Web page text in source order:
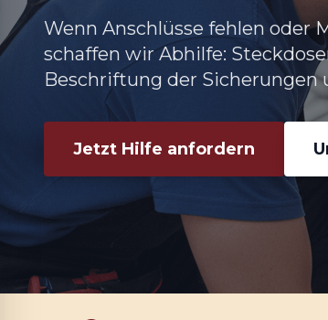
Wenn Anschlüsse fehlen oder
schaffen wir Abhilfe:
Beschriftung der Sicherungen
Jetzt Hilfe anfordern